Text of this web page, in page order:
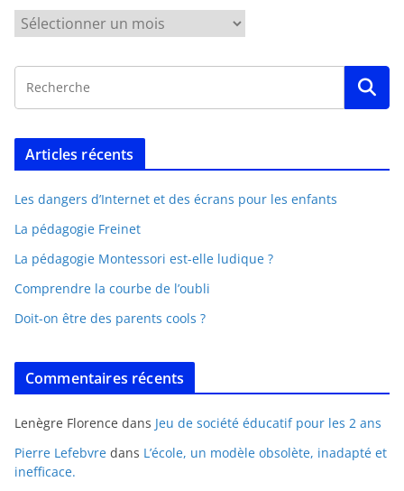
Articles récents
Les dangers d’Internet et des écrans pour les enfants
La pédagogie Freinet
La pédagogie Montessori est-elle ludique ?
Comprendre la courbe de l’oubli
Doit-on être des parents cools ?
Commentaires récents
Lenègre Florence dans Jeu de société éducatif pour les 2 ans
Pierre Lefebvre dans L’école, un modèle obsolète, inadapté et
inefficace.